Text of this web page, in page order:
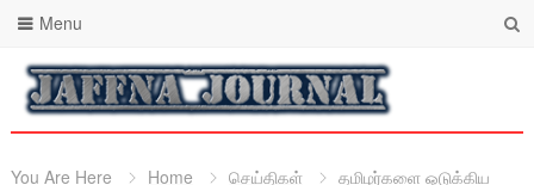
Menu
You Are Here Home செய்திகள்
தமிழர்களை ஒடுக்கிய